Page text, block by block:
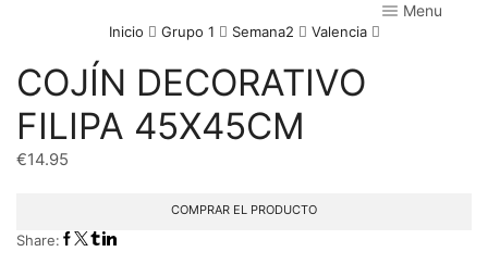
Menu
Inicio Grupo 1 Semana2 Valencia
COJÍN DECORATIVO
FILIPA 45X45CM
€14.95
COMPRAR EL PRODUCTO
Share: